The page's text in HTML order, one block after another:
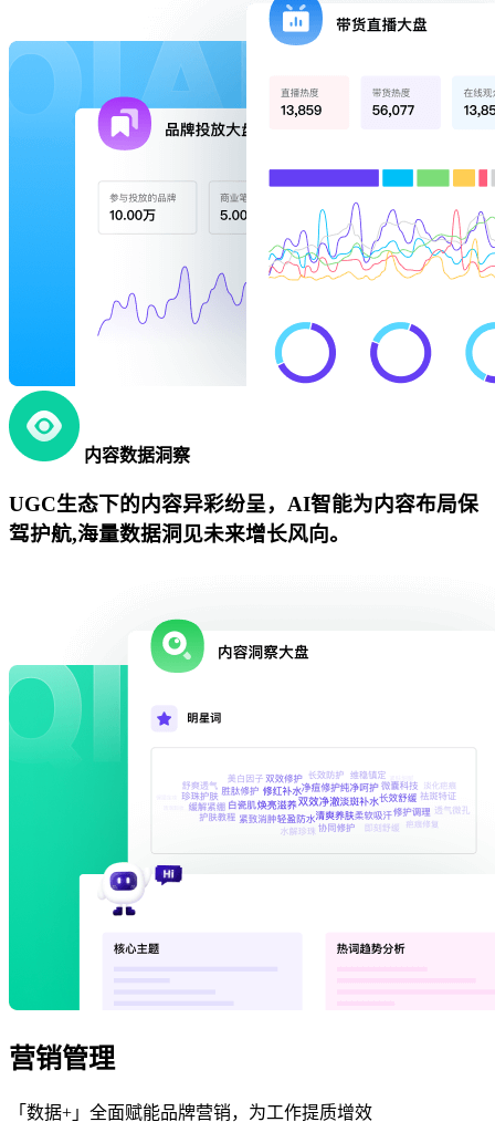
内容数据洞察
UGC生态下的内容异彩纷呈，AI智能为内容布局保
驾护航,海量数据洞见未来增长风向。
营销管理
「数据+」全面赋能品牌营销，为工作提质增效